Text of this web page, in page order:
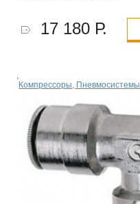
17 180 Р.
Компрессоры, Пневмосистемы